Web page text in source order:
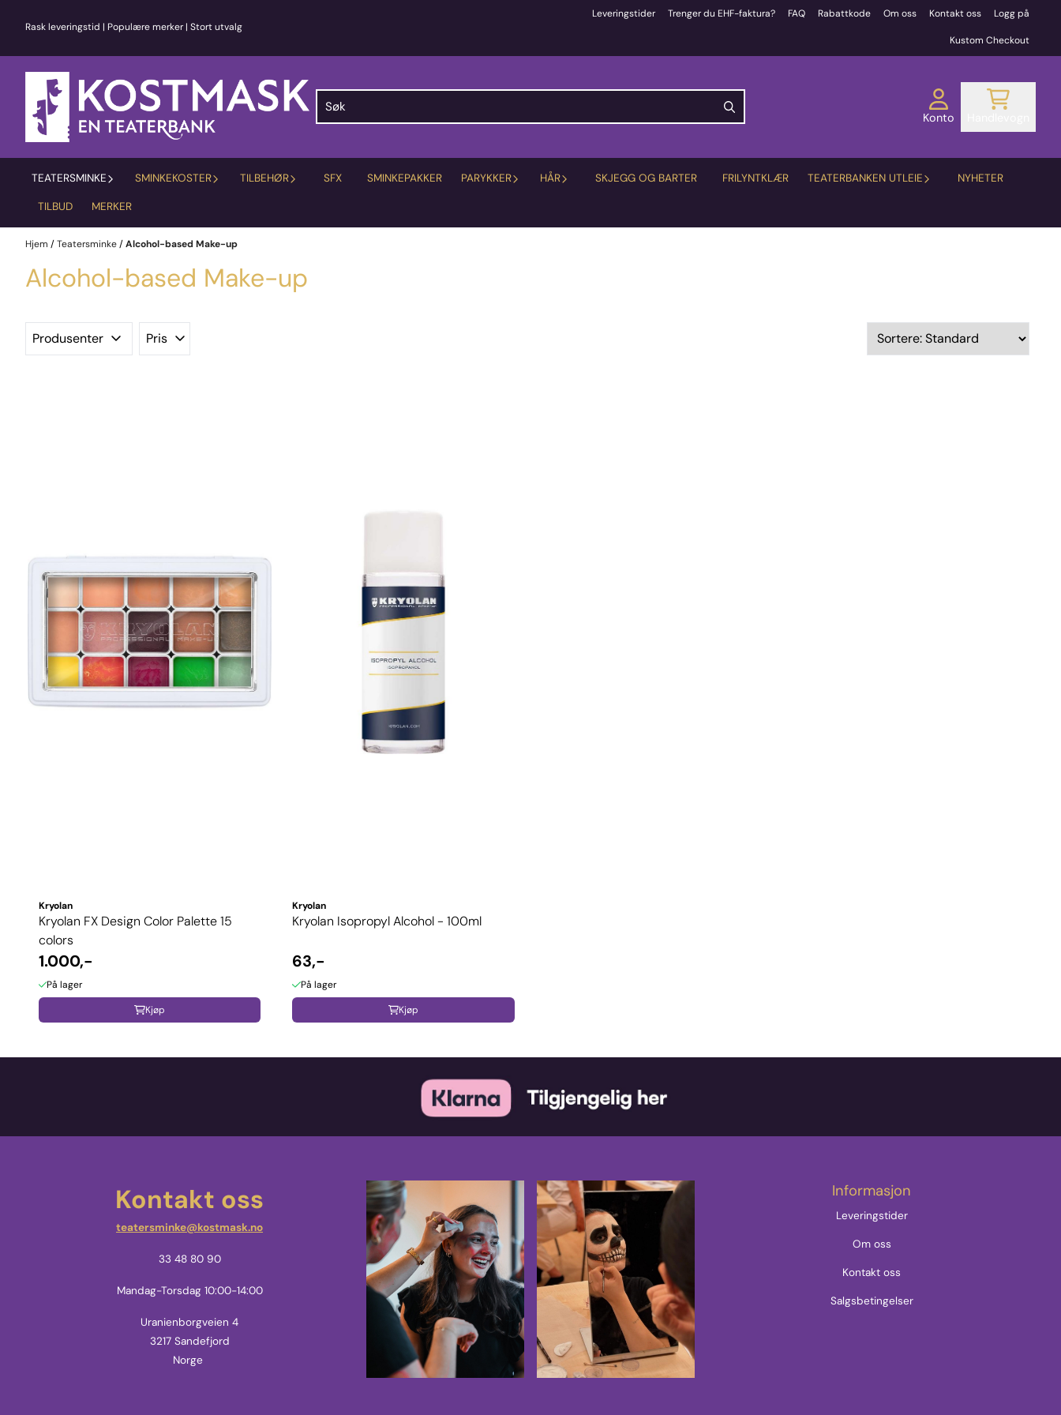
Rask leveringstid | Populære merker | Stort utvalg
Leveringstider Trenger du EHF-faktura? FAQ Rabattkode Om oss Kontakt oss Logg på
Kustom Checkout
Konto
TEATERSMINKE SMINKEKOSTER TILBEHØR SFX SMINKEPAKKER PARYKKER HÅR SKJEGG OG BARTER FRILYNTKLÆR TEATERBANKEN UTLEIE NYHETER
TILBUD MERKER
Hjem /Teatersminke/Alcohol-based Make-up
Alcohol-based Make-up
Produsenter Pris
Kryolan
Kryolan FX Design Color Palette 15
colors
1.000,-
På lager
Kjøp
Kryolan
Kryolan Isopropyl Alcohol - 100ml
63,-
På lager
Kjøp
Kontakt oss
teatersminke@kostmask.no
33 48 80 90
Mandag-Torsdag 10:00-14:00
Uranienborgveien 4
3217 Sandefjord
Norge
Informasjon
Leveringstider
Om oss
Kontakt oss
Salgsbetingelser